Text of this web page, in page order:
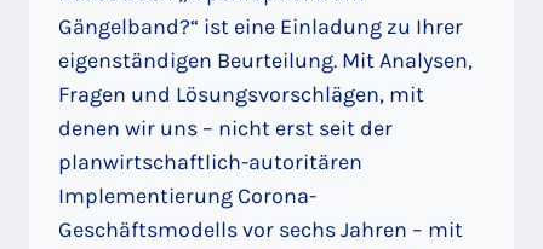
Gängelband?“ ist eine Einladung zu Ihrer
eigenständigen Beurteilung. Mit Analysen,
Fragen und Lösungsvorschlägen, mit
denen wir uns – nicht erst seit der
planwirtschaftlich-autoritären
Implementierung Corona-
Geschäftsmodells vor sechs Jahren – mit